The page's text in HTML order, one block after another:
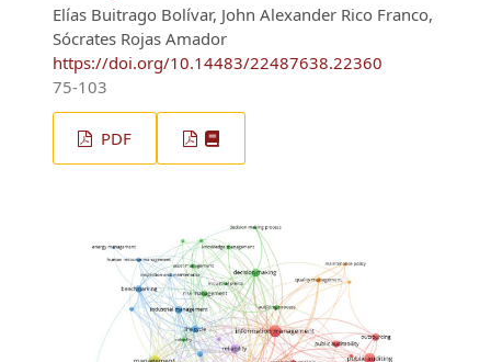
Elías Buitrago Bolívar, John Alexander Rico Franco,
Sócrates Rojas Amador
https://doi.org/10.14483/22487638.22360
75-103
PDF